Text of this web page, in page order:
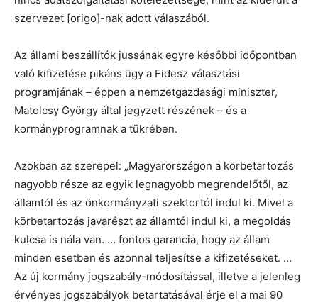
szervezet [origo]-nak adott válaszából.
Az állami beszállítók jussának egyre későbbi időpontban
való kifizetése pikáns ügy a Fidesz választási
programjának – éppen a nemzetgazdasági miniszter,
Matolcsy György által jegyzett részének – és a
kormányprogramnak a tükrében.
Azokban az szerepel: „Magyarországon a körbetartozás
nagyobb része az egyik legnagyobb megrendelőtől, az
államtól és az önkormányzati szektortól indul ki. Mivel a
körbetartozás javarészt az államtól indul ki, a megoldás
kulcsa is nála van. … fontos garancia, hogy az állam
minden esetben és azonnal teljesítse a kifizetéseket. …
Az új kormány jogszabály-módosítással, illetve a jelenleg
érvényes jogszabályok betartatásával érje el a mai 90